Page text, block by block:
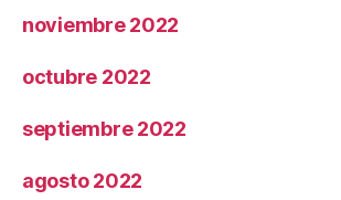
noviembre 2022
octubre 2022
septiembre 2022
agosto 2022